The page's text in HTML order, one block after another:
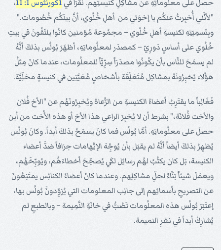
حصلَ على معلُوماتِهِ عن مشاكِلِ كنيستِهم. نقرَأُ في 1كُورنثُوس 1: 11
،
"لأنَّني أُخبِرتُ عنكُم يا إخوَتي من أهلِ خُلُوي، أنَّ بينَكُم خُصُومات."
وبِتَسمِيَتِهِ لكنيسةِ أهلِ خُلُوي – مجمُوعة مُؤمنين كانُوا يلتَقُونَ في بيتِ
خُلُوي على أساسٍ دَورِيّ – كمصدَر لمعلُوماتِهِ، أظهَرَ بُولُس بذلكَ أنَّهُ
لم يسمَحَ للنَّاس بأن يكُونُوا مصدَرَاً سِرِّيَّاً للمعلُومات، عندما كانَ مِثلُ
هؤُلاء يُخبِرُونَهُ بمشاكِل مُتَعَلِّقَة بأشخاصٍ مُعَيَّنِين في كنيسةٍ محَلِّيَّة.
فَغَالِباً ما يقتَرِبُ أعضاءُ الكنيسةِ من الرُّعاة ويُخبِرُونَهُم عن "الأخ فُلان
والأخت فُلانَة،" بشرط أن لا يُخبِرَ الراعي هذا الأخ أو هذه الأُخت من أين
حصلَ على معلُوماتِهِ. أمَّا بُولُس فما كانَ يسمَحُ بذلكَ أبداً. وكانَ بُولُس
يُظهِرُ بذلكَ أيضاً أنَّهُ لم يقبَل بأن يُوجِّهَ الإتِّهامات جزافاً ضدَّ أعضاء
الكنيسة، بَل كان يكتُبُ لهُم رسائِل لكَي يُصحِّحَ أخطاءَهُم، ويُوبِّخَهُم،
ويعمَلَ شيئاً بَنَّاءً لحلِّ مشاكِلِهم. وعندما كانَ أعضاءُ الكنائِس يمتَنِعُونَ
عن التصريحِ بأسمائِهم إلى جانِب المعلومات التي يُزوِّدونََ بُولُس بها،
إعتَبَرَ بُولُس هذه المعلُومات تَصُبُّ في خانَةِ النَّمِيمة – وبالطبعِ لم
يُشارِكْ أبداً في نشرِ النميمة.